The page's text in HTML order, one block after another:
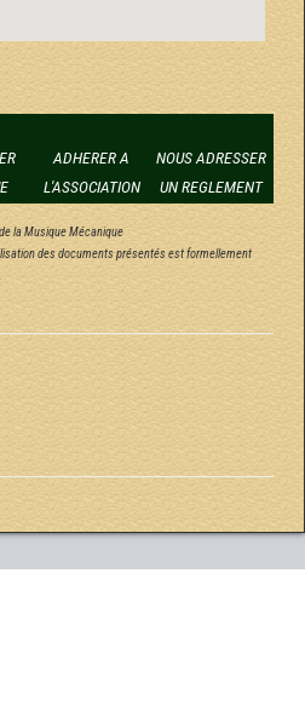
ADHERER A
L'ASSOCIATION
NOUS ADRESSER
UN REGLEMENT
la Musique Mécanique
des documents présentés est formellement